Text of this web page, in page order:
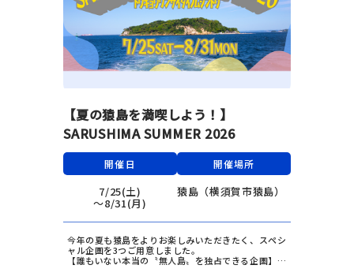
【夏の猿島を満喫しよう！】
SARUSHIMA SUMMER 2026
開催日
7/25(土)
〜8/31(月)
開催場所
猿島（横須賀市猿島）
今年の夏も猿島をよりお楽しみいただきたく、スペシ
ャル企画を3つご用意しました。
【誰もいない本当の〝無人島〟を独占できる企画】